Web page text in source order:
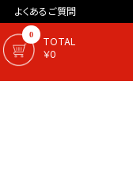
よくあるご質問
0
TOTAL
￥0